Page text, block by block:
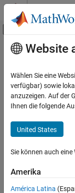
Weiter zum Inhalt
Ressource
Hauptinhalt
Website
Wählen Sie eine
verfügbar) sowie
anzuzeigen. Auf der
Ihnen die folgende
United States
Sie können auch
Amerika
América Latina